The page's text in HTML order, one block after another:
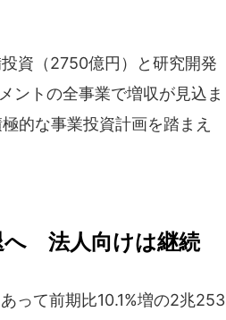
資（2750億円）と研究開発
ントの全事業で増収が見込ま
的な事業投資計画を踏まえ
へ 法人向けは継続
って前期比10.1%増の2兆253